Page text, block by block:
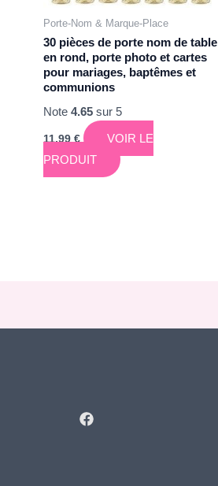
Porte-Nom & Marque-Place
30 pièces de porte nom de table
en rond, porte photo et cartes
pour mariages, baptêmes et
communions
Note 4.65sur 5
11,99€
VOIR LE
PRODUIT